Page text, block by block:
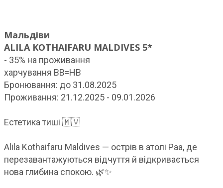
Мальдіви
ALILA KOTHAIFARU MALDIVES 5*
- 35% на проживання
харчування ВВ=НВ
Бронювання: до 31.08.2025
Проживання: 21.12.2025 - 09.01.2026
Естетика тиші 🇲🇻
Alila Kothaifaru Maldives — острів в атолі Раа, де
перезавантажуються відчуття й відкривається
нова глибина спокою. 🌿✨